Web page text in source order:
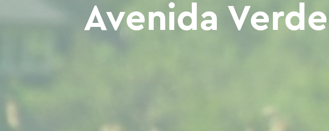
Avenida